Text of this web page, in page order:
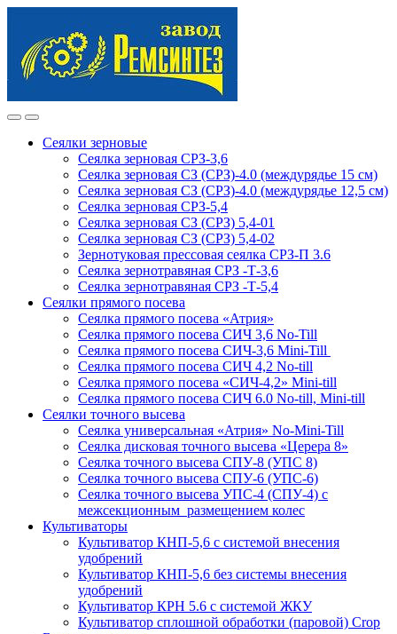
navigation
content
Сеялки зерновые
Сеялка зерновая СРЗ-3,6
Сеялка зерновая СЗ (СРЗ)-4.0 (междурядье 15 см)
Сеялка зерновая СЗ (СРЗ)-4.0 (междурядье 12,5 см)
Сеялка зерновая СРЗ-5,4
Сеялка зерновая СЗ (СРЗ) 5,4-01
Сеялка зерновая СЗ (СРЗ) 5,4-02
Зернотуковая прессовая сеялка СРЗ-П 3.6
Сеялка зернотравяная СРЗ -Т-3,6
Сеялка зернотравяная СРЗ -Т-5,4
Сеялки прямого посева
Сеялка прямого посева «Атрия»
Сеялка прямого посева СИЧ 3,6 No-Till
Сеялка прямого посева СИЧ-3,6 Mini-Till
Сеялка прямого посева СИЧ 4,2 No-till
Сеялка прямого посева «СИЧ-4,2» Mini-till
Сеялка прямого посева СИЧ 6.0 No-till, Mini-till
Сеялки точного высева
Сеялка универсальная «Атрия» No-Mini-Till
Сеялка дисковая точного высева «Церера 8»
Сеялка точного высева СПУ-8 (УПС 8)
Сеялка точного высева СПУ-6 (УПС-6)
Сеялка точного высева УПС-4 (СПУ-4) с
межсекционным размещением колес
Культиваторы
Культиватор КНП-5,6 с системой внесения
удобрений
Культиватор КНП-5,6 без системы внесения
удобрений
Культиватор КРН 5.6 с системой ЖКУ
Культиватор сплошной обработки (паровой) Crop